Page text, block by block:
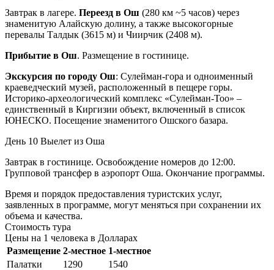
Завтрак в лагере. Переезд в Ош (280 км ~5 часов) через
знаменитую Алайскую долину, а также высокогорные
перевалы Талдык (3615 м) и Чиирчик (2408 м).
Прибытие в Ош. Размещение в гостинице.
Экскурсия по городу Ош: Сулейман-гора и одноименный
краеведческий музей, расположенный в пещере горы.
Историко-археологический комплекс «Сулейман-Тоо» –
единственный в Киргизии объект, включенный в список
ЮНЕСКО. Посещение знаменитого Ошского базара.
День 10 Выелет из Оша
Завтрак в гостинице. Освобождение номеров до 12:00.
Групповой трансфер в аэропорт Оша. Окончание программы.
Время и порядок предоставления туристских услуг,
заявленных в программе, могут меняться при сохранении их
объема и качества.
Стоимость тура
Цены на 1 человека в Долларах
Размещение 2-местное 1-местное
Палатки
1290
1540